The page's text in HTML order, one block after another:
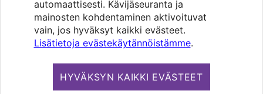
automaattisesti. Kävijäseuranta ja
mainosten kohdentaminen aktivoituvat
vain, jos hyväksyt kaikki evästeet.
Lisätietoja evästekäytännöistämme.
HYVÄKSYN KAIKKI EVÄSTEET
Pääkaupunkiseudun evankelis-
luterilaisten seurakuntien media.